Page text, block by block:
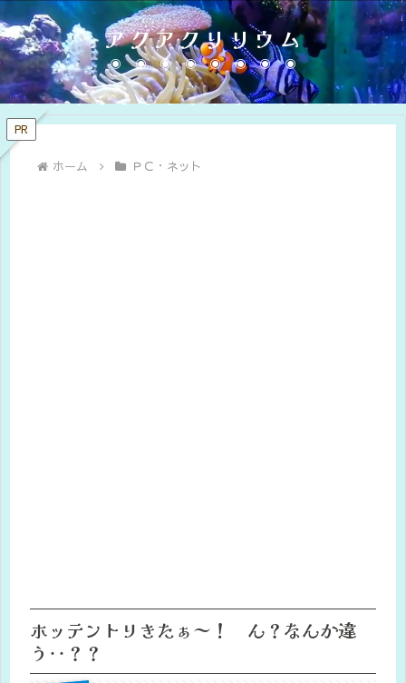
アクアクリリウム
PR
ホーム ＰＣ・ネット
ホッテントリきたぁ～！ ん？なんか違
う‥？？